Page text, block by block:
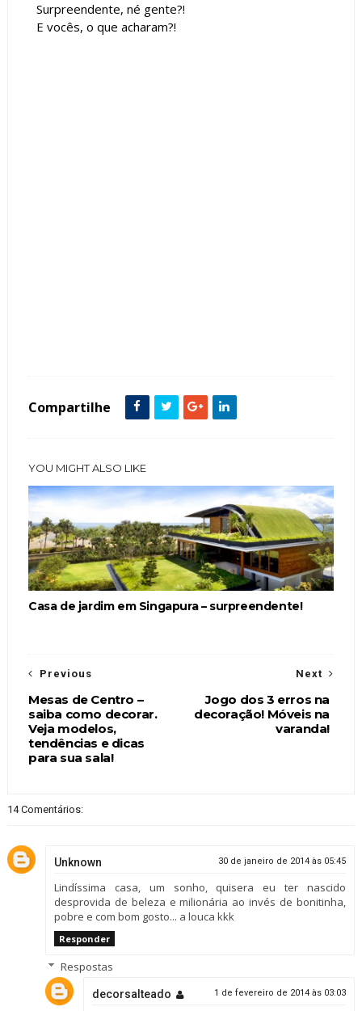
Surpreendente, né gente?!
E vocês, o que acharam?!
Compartilhe
YOU MIGHT ALSO LIKE
Casa de jardim em Singapura – surpreendente!
Next
Jogo dos 3 erros na
decoração! Móveis na
varanda!
Previous
Mesas de Centro –
saiba como decorar.
Veja modelos,
tendências e dicas
para sua sala!
14 Comentários:
Unknown 30 de janeiro de 2014 às 05:45
Lindíssima casa, um sonho, quisera eu ter nascido
desprovida de beleza e milionária ao invés de bonitinha,
pobre e com bom gosto... a louca kkk
Responder
Respostas
decorsalteado 1 de fevereiro de 2014 às 03:03